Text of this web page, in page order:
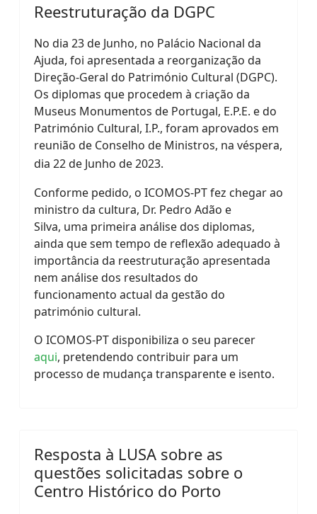
Reestruturação da DGPC
No dia 23 de Junho, no Palácio Nacional da
Ajuda, foi apresentada a reorganização da
Direção-Geral do Património Cultural (DGPC).
Os diplomas que procedem à criação da
Museus Monumentos de Portugal, E.P.E. e do
Património Cultural, I.P., foram aprovados em
reunião de Conselho de Ministros, na véspera,
dia 22 de Junho de 2023.
Conforme pedido, o ICOMOS-PT fez chegar ao
ministro da cultura, Dr. Pedro Adão e
Silva, uma primeira análise dos diplomas,
ainda que sem tempo de reflexão adequado à
importância da reestruturação apresentada
nem análise dos resultados do
funcionamento actual da gestão do
património cultural.
O ICOMOS-PT disponibiliza o seu parecer
aqui, pretendendo contribuir para um
processo de mudança transparente e isento.
Resposta à LUSA sobre as
questões solicitadas sobre o
Centro Histórico do Porto